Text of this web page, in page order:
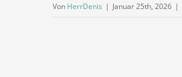
Von HerrDenis | Januar 25th, 2026 |